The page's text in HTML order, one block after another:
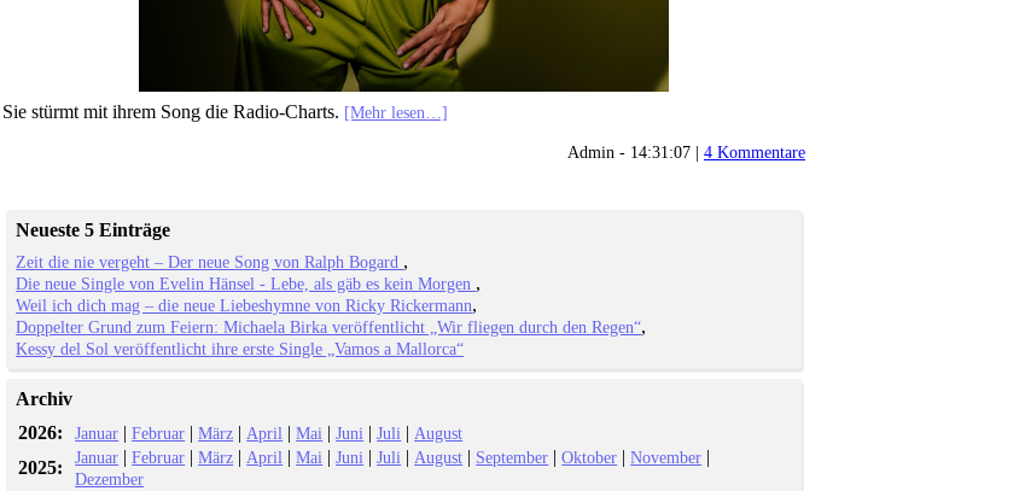
Sie stürmt mit ihrem Song die Radio-Charts. [Mehr lesen…]
Admin - 14:31:07 | 4 Kommentare
Neueste 5 Einträge
Zeit die nie vergeht – Der neue Song von Ralph Bogard
Die neue Single von Evelin Hänsel - Lebe, als gäb es kein Morgen
Weil ich dich mag – die neue Liebeshymne von Ricky Rickermann
Doppelter Grund zum Feiern: Michaela Birka veröffentlicht „Wir fliegen durch den Regen“
Kessy del Sol veröffentlicht ihre erste Single „Vamos a Mallorca“
Archiv
2026:
Januar |Februar |März | April |Mai |Juni |Juli | August
2025: Januar |Februar |März | April |Mai |Juni |Juli | August | September |Oktober |November |
Dezember